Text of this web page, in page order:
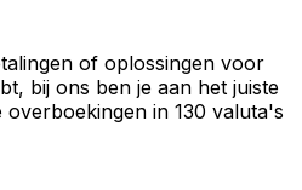
of oplossingen voor
bij ons ben je aan het juiste
in 130 valuta's